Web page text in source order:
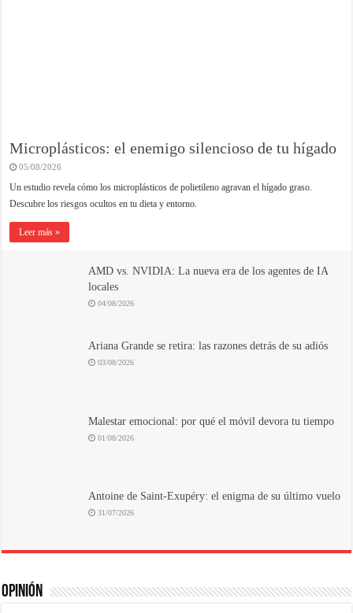
Microplásticos: el enemigo silencioso de tu hígado
05/08/2026
Un estudio revela cómo los microplásticos de polietileno agravan el hígado graso.
Descubre los riesgos ocultos en tu dieta y entorno.
Leer más »
AMD vs. NVIDIA: La nueva era de los agentes de IA
locales
04/08/2026
Ariana Grande se retira: las razones detrás de su adiós
03/08/2026
Malestar emocional: por qué el móvil devora tu tiempo
01/08/2026
Antoine de Saint-Exupéry: el enigma de su último vuelo
31/07/2026
OPINIÓN